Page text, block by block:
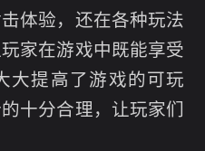
体验，还在各种玩法
家在游戏中既能享受
大提高了游戏的可玩
十分合理，让玩家们